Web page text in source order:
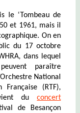
le ‘Tombeau de
et 1961, mais il
On en
du 17 octobre
dans lequel
paraître
National
Française (RTF),
duconcert
de Besançon